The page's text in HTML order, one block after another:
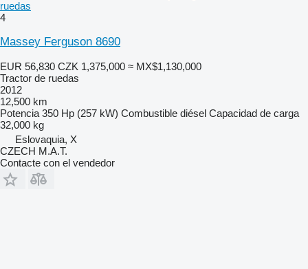
ruedas
4
Massey Ferguson 8690
EUR 56,830 CZK 1,375,000 ≈ MX$1,130,000
Tractor de ruedas
2012
12,500 km
Potencia 350 Hp (257 kW) Combustible diésel Capacidad de carga
32,000 kg
Eslovaquia, X
CZECH M.A.T.
Contacte con el vendedor